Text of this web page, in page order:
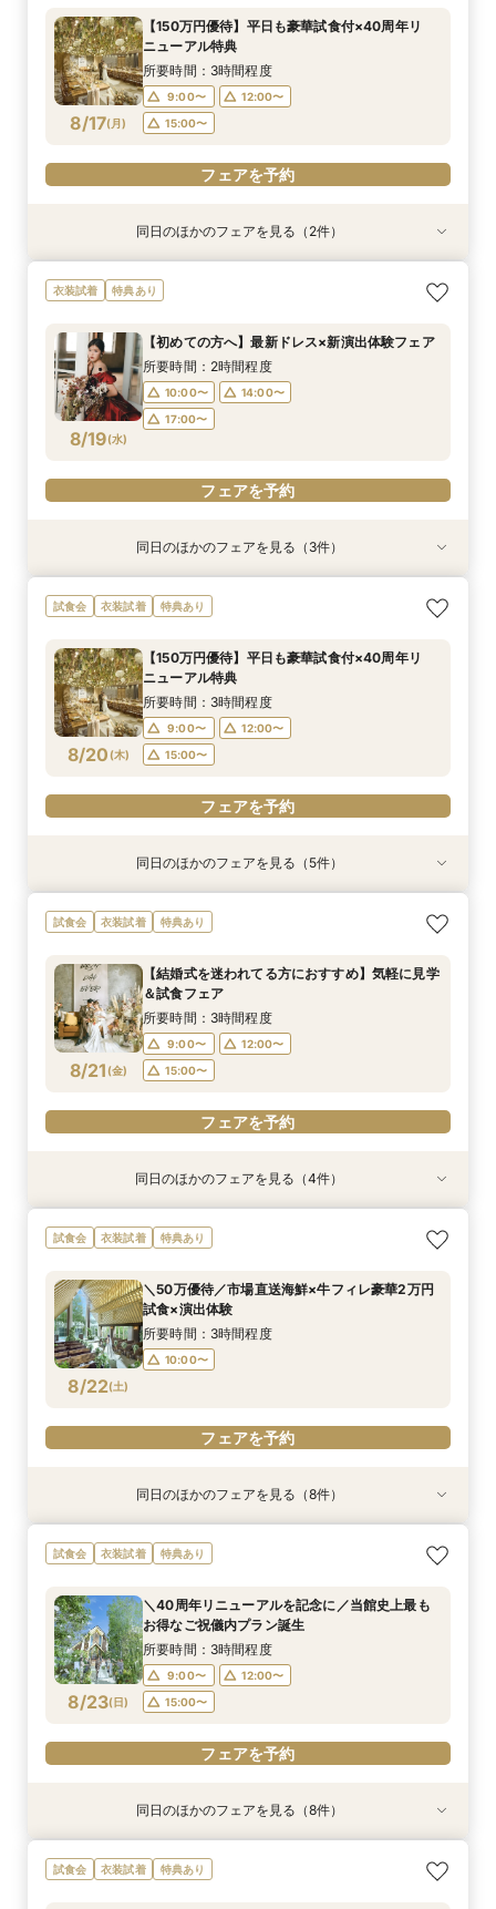
8/16(日)
10:00〜
17:00〜
フェアを予約
8/16(日)
10:00〜
17:00〜
フェアを予約
8/16(日)
10:00〜
14:00〜
フェアを予約
8/16(日)
10:00〜
14:00〜
16:00〜
18:00〜
8/16(日)
10:00〜
17:00〜
フェアを予約
8/16(日)
10:00〜
フェアを予約
8/16(日)
9:00〜
15:00〜
フェアを予約
8/16(日)
10:00〜
17:00〜
フェアを予約
8/17(月)
【150万円優待】平日も豪華試食付×40周年リ
ニューアル特典
所要時間：3時間程度
9:00〜
12:00〜
15:00〜
フェアを予約
衣装試着 特典あり
8/17(月)
【料理重視の方へ】豪華2万円相当フレンチ試食
付特別フェア
17:00〜
フェアを予約
8/17(月)
＼館内ツアー／すきま時間で気軽に♪60分でゆ
るっと式場見学！
14:00〜
16:00〜
18:00〜
同日のほかのフェアを見る（2件）
衣装試着 特典あり
8/19(水)
【初めての方へ】最新ドレス×新演出体験フェア
所要時間：2時間程度
10:00〜
14:00〜
17:00〜
フェアを予約
衣装試着 特典あり
8/19(水)
【150万円優待】平日も豪華試食付×40周年リ
ニューアル特典
9:00〜
15:00〜
フェアを予約
衣装試着 特典あり
8/19(水)
【料理重視の方へ】豪華2万円相当フレンチ試食
付特別フェア
10:00〜
17:00〜
フェアを予約
8/19(水)
＼館内ツアー／すきま時間で気軽に♪60分でゆ
るっと式場見学！
10:00〜
14:00〜
16:00〜
18:00〜
同日のほかのフェアを見る（3件）
試食会 衣装試着 特典あり
8/20 (木)
【150万円優待】平日も豪華試食付×40周年リ
ニューアル特典
所要時間：3時間程度
9:00〜
12:00〜
15:00〜
フェアを予約
衣装試着 特典あり
8/20(木)
【料理重視の方へ】豪華2万円相当フレンチ試食
付特別フェア
10:00〜
17:00〜
フェアを予約
8/20(木)
＼館内ツアー／すきま時間で気軽に♪60分でゆ
るっと式場見学！
10:00〜
14:00〜
16:00〜
18:00〜
衣装試着 特典あり
8/20(木)
＼50万優待／市場直送海鮮×牛フィレ豪華2万円
試食×演出体験
10:00〜
フェアを予約
衣装試着 特典あり
8/20(木)
【結婚式を迷われてる方におすすめ】気軽に見学
＆試食フェア
9:00〜
15:00〜
フェアを予約
特典あり
8/20(木)
New豪華ランチ付♪【ハワイウェディング】★相
談会
12:00〜
16:00〜
フェアを予約
同日のほかのフェアを見る（5件）
試食会 衣装試着 特典あり
8/21 (金)
【結婚式を迷われてる方におすすめ】気軽に見学
＆試食フェア
所要時間：3時間程度
9:00〜
12:00〜
15:00〜
フェアを予約
衣装試着 特典あり
8/21(金)
【150万円優待】平日も豪華試食付×40周年リ
ニューアル特典
9:00〜
15:00〜
衣装試着 特典あり
8/21(金)
【料理重視の方へ】豪華2万円相当フレンチ試食
付特別フェア
10:00〜
17:00〜
8/21(金)
＼館内ツアー／すきま時間で気軽に♪60分でゆ
るっと式場見学！
10:00〜
14:00〜
16:00〜
18:00〜
衣装試着 特典あり
8/21(金)
＼50万優待／市場直送海鮮×牛フィレ豪華2万円
試食×演出体験
10:00〜
同日のほかのフェアを見る（4件）
試食会 衣装試着 特典あり
8/22(土)
＼50万優待／市場直送海鮮×牛フィレ豪華2万円
試食×演出体験
所要時間：3時間程度
10:00〜
フェアを予約
衣装試着 特典あり
8/22(土)
＼40周年リニューアルを記念に／当館史上最も
お得なご祝儀内プラン誕生
9:00〜
12:00〜
15:00〜
フェアを予約
衣装試着 特典あり
8/22(土)
【料理重視の方へ】豪華2万円相当フレンチ試食
付特別フェア
10:00〜
14:00〜
17:00〜
フェアを予約
8/22(土)
【見積相談会】結婚式費用を抑えて挙げるコツを
教えます♪
10:00〜
14:00〜
17:00〜
フェアを予約
8/22(土)
【マタニティ＆パパママ婚】Wハッピーなあなた
に☆
10:00〜
12:00〜
14:00〜
フェアを予約
8/22(土)
＼館内ツアー／すきま時間で気軽に♪60分でゆ
るっと式場見学！
10:00〜
12:00〜
14:00〜
16:00〜
18:00〜
衣装試着 特典あり
8/22(土)
【少人数ウエディング歓迎】試着＆フレンチ試食
付じっくり相談会
10:00〜
14:00〜
17:00〜
フェアを予約
衣装試着 特典あり
8/22(土)
【結婚式を迷われてる方におすすめ】気軽に見学
＆試食フェア
9:00〜
12:00〜
15:00〜
フェアを予約
衣装試着 特典あり
8/22(土)
【写真婚】スナップデータ特典×ドレス試着×オ
リジナルスイーツ
10:00〜
14:00〜
17:00〜
フェアを予約
同日のほかのフェアを見る（8件）
試食会 衣装試着 特典あり
8/23(日)
＼40周年リニューアルを記念に／当館史上最も
お得なご祝儀内プラン誕生
所要時間：3時間程度
9:00〜
12:00〜
15:00〜
フェアを予約
衣装試着 特典あり
【料理重視の方へ】豪華2万円相当フレンチ試食
付特別フェア
【見積相談会】結婚式費用を抑えて挙げるコツを
教えます♪
【マタニティ＆パパママ婚】Wハッピーなあなた
に☆
＼館内ツアー／すきま時間で気軽に♪60分でゆ
るっと式場見学！
衣装試着 特典あり
【少人数ウエディング歓迎】試着＆フレンチ試食
付じっくり相談会
衣装試着 特典あり
＼50万優待／市場直送海鮮×牛フィレ豪華2万円
試食×演出体験
衣装試着 特典あり
【結婚式を迷われてる方におすすめ】気軽に見学
＆試食フェア
衣装試着 特典あり
【写真婚】スナップデータ特典×ドレス試着×オ
リジナルスイーツ
同日のほかのフェアを見る（8件）
試食会 衣装試着 特典あり